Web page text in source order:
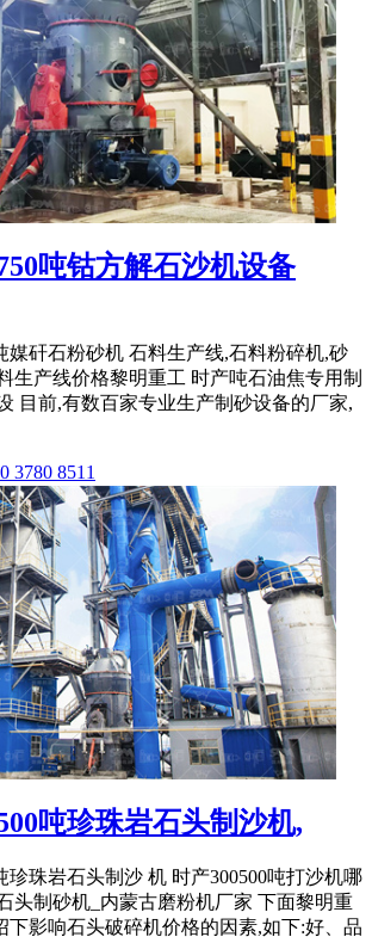
吨钴方解石沙机设备
媒矸石粉砂机 石料生产线,石料粉碎机,砂
生产线价格黎明重工 时产吨石油焦专用制
目前,有数百家专业生产制砂设备的厂家,
3780 8511
吨珍珠岩石头制沙机,
珍珠岩石头制沙 机 时产300500吨打沙机哪
头制砂机_内蒙古磨粉机厂家 下面黎明重
下影响石头破碎机价格的因素,如下:好、品